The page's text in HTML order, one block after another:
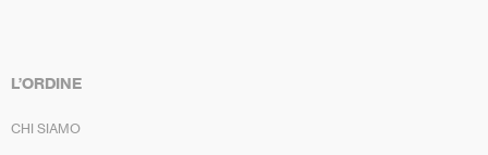
L’ORDINE
CHI SIAMO